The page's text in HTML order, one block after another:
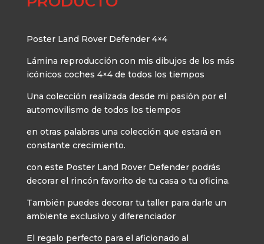
Poster Land Rover Defender 4×4
Lámina reproducción con mis dibujos de los más
icónicos coches 4×4 de todos los tiempos
Una colección realizada desde mi pasión por el
automovilismo de todos los tiempos
en otras palabras una colección que estará en
constante crecimiento.
con este Poster Land Rover Defender podrás
decorar el rincón favorito de tu casa o tu oficina.
También puedes decorar tu taller para darle un
ambiente exclusivo y diferenciador
El regalo perfecto para el aficionado al